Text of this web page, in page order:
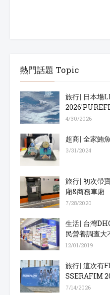
熱門話題 Topic
旅行∥日本場
4/30/2026
超商∥全家鮪
3/31/2024
旅行∥初次帶
廂&商務車廂
7/28/2020
生活∥台灣
民營養調查大
12/01/2019
旅行∥這次有
SSERAFIM
7/14/2026